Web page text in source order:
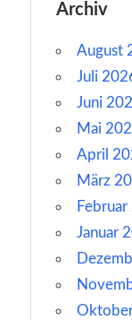
Archiv
August
Juli
Juni
Mai
April
März
Januar